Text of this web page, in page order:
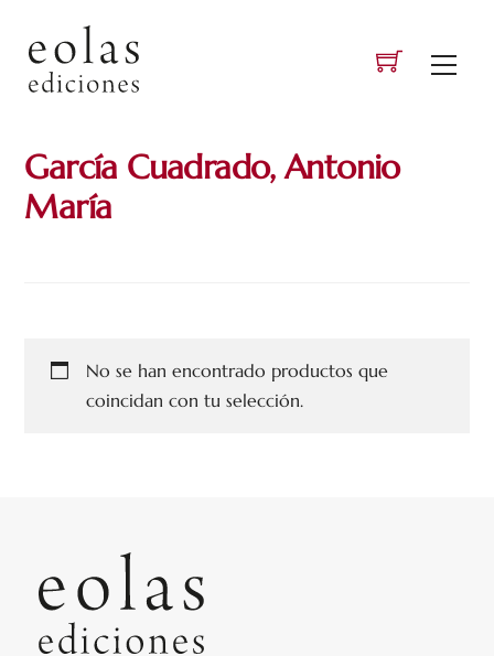
content
García Cuadrado, Antonio
María
No se han encontrado productos que
coincidan con tu selección.